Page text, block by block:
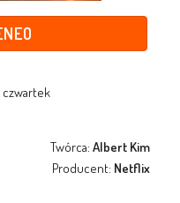
czwartek
Twórca:Albert Kim
Producent: Netflix